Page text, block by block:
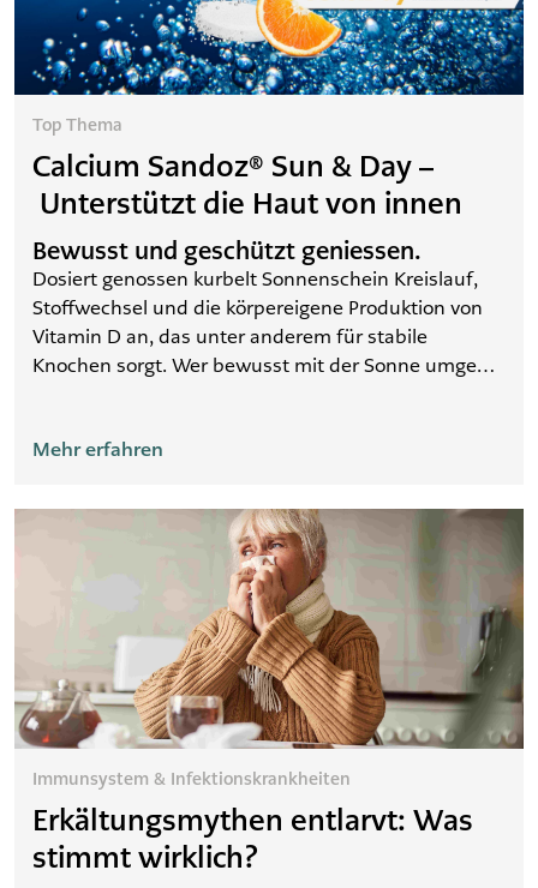
Top Thema
Calcium Sandoz® Sun & Day –
Unterstützt die Haut von innen
Bewusst und geschützt geniessen.
Dosiert genossen kurbelt Sonnenschein Kreislauf,
Stoffwechsel und die körpereigene Produktion von
Vitamin D an, das unter anderem für stabile
Knochen sorgt. Wer bewusst mit der Sonne umgeht,
Lichtschutzfaktor und Länge des Sonnenbades auf
mit UVA- und UVB-Filter schützen effektiv.
Unterstützen Sie Ihre Haut zusätzlich mit Calcium
Mehr erfahren
Immunsystem & Infektionskrankheiten
Erkältungsmythen entlarvt: Was
stimmt wirklich?